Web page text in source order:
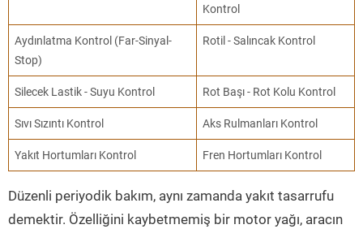
Kontrol
Aydınlatma Kontrol (Far-Sinyal-
Stop)
Rotil - Salıncak Kontrol
Silecek Lastik - Suyu Kontrol Rot Başı - Rot Kolu Kontrol
Sıvı Sızıntı Kontrol Aks Rulmanları Kontrol
Yakıt Hortumları Kontrol Fren Hortumları Kontrol
Düzenli periyodik bakım, aynı zamanda yakıt tasarrufu
demektir. Özelliğini kaybetmemiş bir motor yağı, aracın